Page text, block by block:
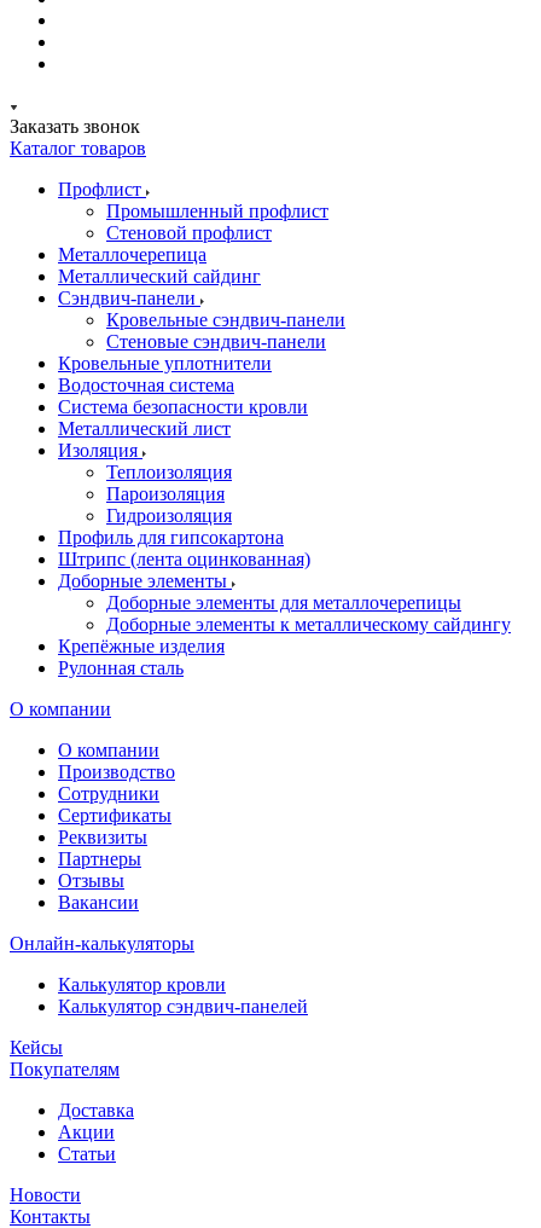
Заказать звонок
Каталог товаров
Профлист
Промышленный профлист
Стеновой профлист
Металлочерепица
Металлический сайдинг
Сэндвич-панели
Кровельные сэндвич-панели
Стеновые сэндвич-панели
Кровельные уплотнители
Водосточная система
Система безопасности кровли
Металлический лист
Изоляция
Теплоизоляция
Пароизоляция
Гидроизоляция
Профиль для гипсокартона
Штрипс (лента оцинкованная)
Доборные элементы
Доборные элементы для металлочерепицы
Доборные элементы к металлическому сайдингу
Крепёжные изделия
Рулонная сталь
О компании
О компании
Производство
Сотрудники
Сертификаты
Реквизиты
Партнеры
Отзывы
Вакансии
Онлайн-калькуляторы
Калькулятор кровли
Калькулятор сэндвич-панелей
Кейсы
Покупателям
Доставка
Акции
Статьи
Новости
Контакты